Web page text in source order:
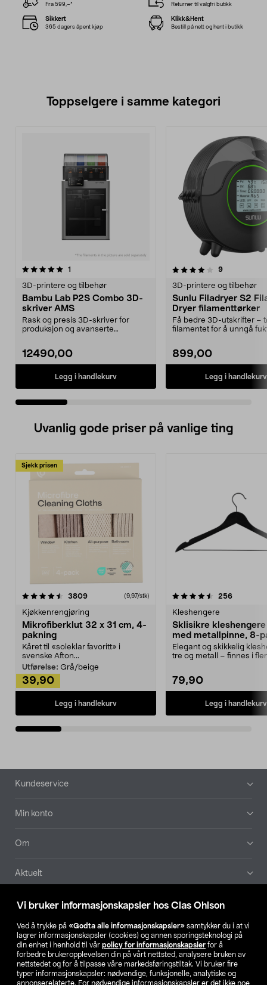
Vi bruker informasjonskapsler hos Clas Ohlson
Ved å trykke på «Godta alle informasjonskapsler» samtykker du i at vi
lagrer informasjonskapsler (cookies) og annen sporingsteknologi på
din enhet i henhold til vår policy for informasjonskapsler for å
forbedre brukeropplevelsen din på vårt nettsted, analysere bruken av
nettstedet og for å tilpasse våre markedsføringstiltak. Vi bruker fire
typer informasjonskapsler: nødvendige, funksjonelle, analytiske og
annonserelaterte. For nødvendige informasjonskapsler er det ikke noe
Fra 599,–* Returner til valgfri butikk
Sikkert
365 dagers åpent kjøp
Klikk&Hent
Bestill på nett og hent i butikk
Toppselgere i samme kategori
1
3D-printere og tilbehør
Bambu Lab P2S Combo 3D-
skriver AMS
Rask og presis 3D-skriver for
produksjon og avanserte
12490,00
Legg i handlekurv
4.0 av 5 stjerner 9anmeldelser
3D-printere og tilbehør
Sunlu Filadryer S2
Dryer filamenttørker
Få bedre 3D-utskrifter –
filamentet for å unngå
899,00
Legg i handlekurv
5.0 av 5 stjerner
Uvanlig gode priser på vanlige ting
Sjekk prisen
3809anmeldelser(9,97/stk)
Kjøkkenrengjøring
Mikrofiberklut 32 x 31 cm, 4-
pakning
Kåret til «soleklar favoritt» i
svenske Afton...
Utførelse: Grå/beige
39,90
Legg i handlekurv
4.5av 5 stjerner 256
Kleshengere
Sklisikre
med metallpinne, 8-
Elegant og skikkelig
tre og metall – finnes i
79,90
Legg i handlekurv
4.5av 5 stjerner
Bunntekst
Kundeservice
Min konto
Om
Aktuelt
Våre selskaper
Finn din butikk
SE NO FI